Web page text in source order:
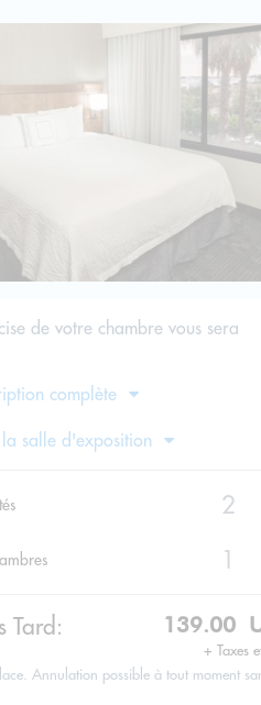
de votre chambre vous sera
complète
la salle d'exposition
Tard: 139.00
+ Taxes
Annulation possible à tout moment